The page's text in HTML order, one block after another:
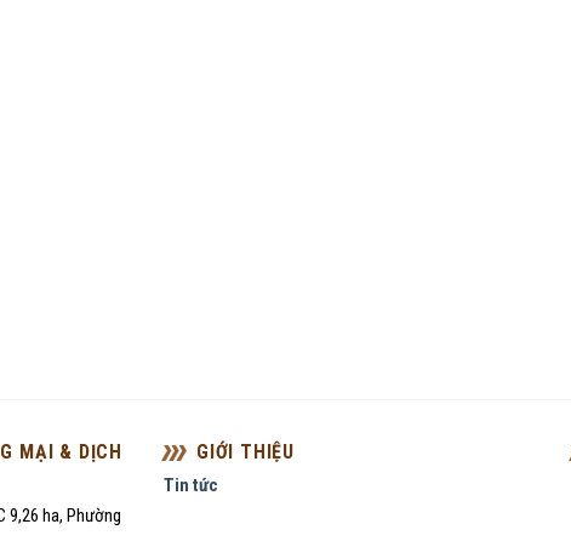
MẠI & DỊCH
9,26 ha, Phường
GIỚI THIỆU
Tin tức